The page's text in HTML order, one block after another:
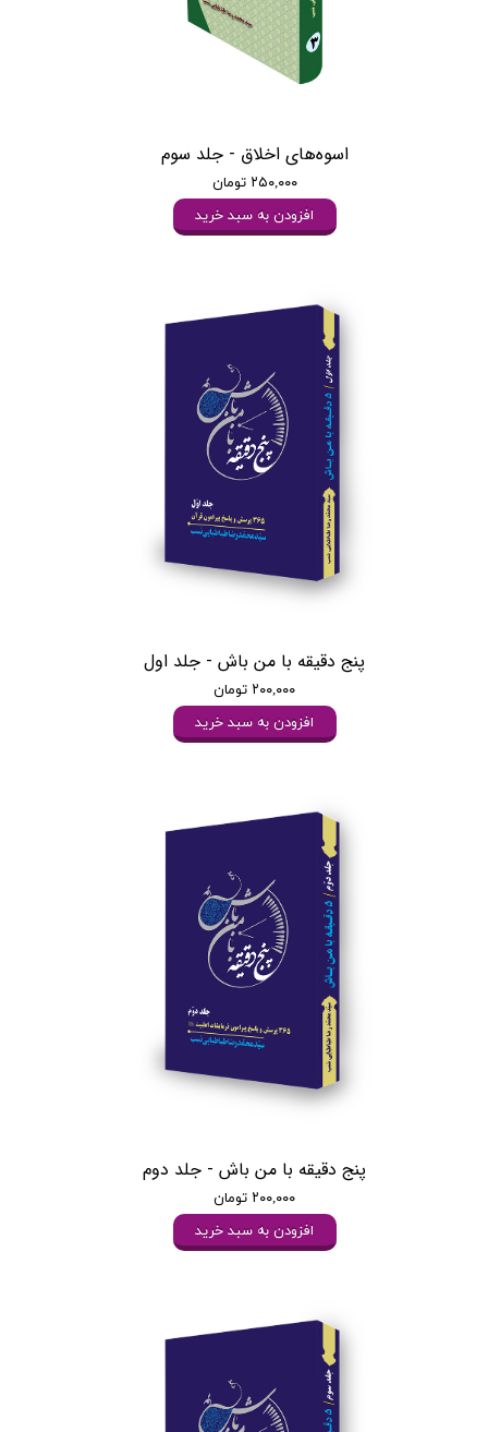
اسوه‌های اخلاق - جلد سوم
۲۵۰,۰۰۰ تومان
افزودن به سبد خرید
پنج دقیقه با من باش - جلد اول
۲۰۰,۰۰۰ تومان
افزودن به سبد خرید
پنج دقیقه با من باش - جلد دوم
۲۰۰,۰۰۰ تومان
افزودن به سبد خرید